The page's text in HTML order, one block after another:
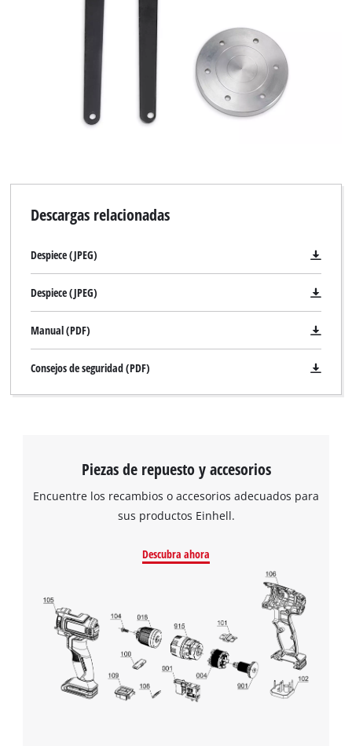
Descargas relacionadas
Despiece (JPEG)
Despiece (JPEG)
Manual (PDF)
Consejos de seguridad (PDF)
Piezas de repuesto y accesorios
Encuentre los recambios o accesorios adecuados para
sus productos Einhell.
Descubra ahora